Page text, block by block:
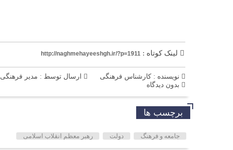
لینک کوتاه : http://naghmehayeeshgh.ir/?p=1911
نویسنده : کارشناس فرهنگی ارسال توسط : مدیر فرهنگی
بدون دیدگاه
برچسب ها
جامعه و فرهنگ دولت رهبر معظم انقلاب اسلامی